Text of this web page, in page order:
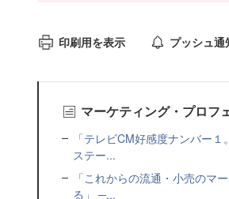
印刷用を表示 プッシュ通
マーケティング・プロフ
「テレビCM好感度ナンバー
ステー...
「これからの流通・小売のマ
る」 ─...